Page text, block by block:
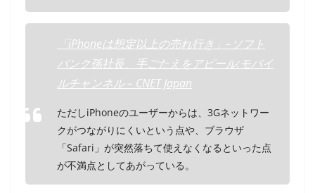
「iPhoneは想定以上の売れ行き」–ソフト
バンク孫社長、手ごたえをアピール:モバイ
ルチャンネル – CNET Japan
ただしiPhoneのユーザーからは、3Gネットワー
クがつながりにくいという点や、ブラウザ
「Safari」が突然落ちて使えなくなるといった点
が不満点としてあがっている。